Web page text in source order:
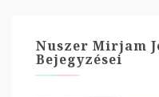
Nuszer Mirjam
Bejegyzései